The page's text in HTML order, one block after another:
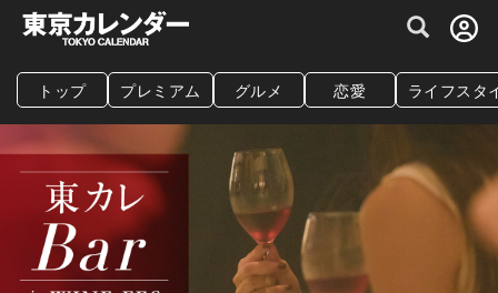
グルメ情報・プレミアムレストラン予約
トップ プレミアム グルメ 恋愛 ライフスタ